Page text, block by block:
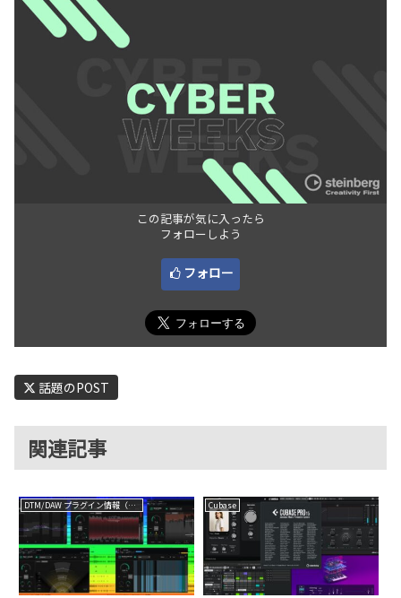
この記事が気に入ったら
フォローしよう
フォロー
話題のPOST
関連記事
DTM/DAW プラグイン情報（VST AU AAX） Cubase